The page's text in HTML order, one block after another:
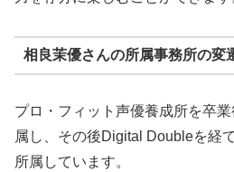
相良茉優さんの所属事務所の変
プロ・フィット声優養成所を卒
属し、その後Digital Doubleを経
所属しています。